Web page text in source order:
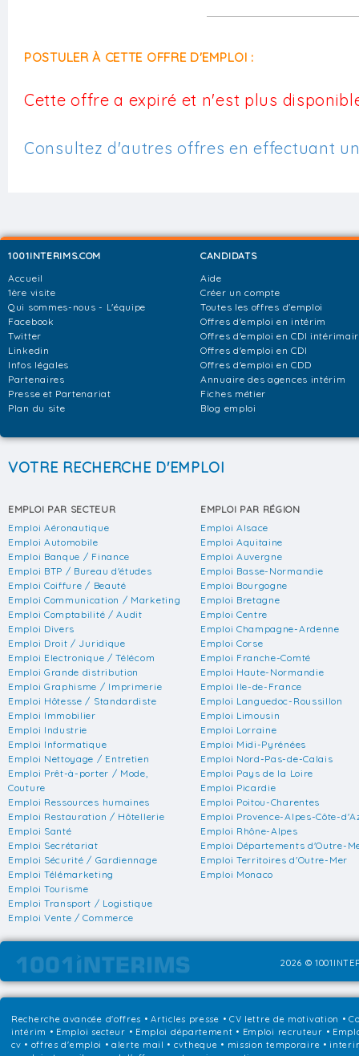
POSTULER À CETTE OFFRE D'EMPLOI :
Cette offre a expiré et n'est plus
Consultez d'autres offres en effectuant
1001INTERIMS.COM
Accueil
1ère visite
Qui sommes-nous - L'équipe
Facebook
Twitter
Linkedin
Infos légales
Partenaires
Presse et Partenariat
Plan du site
CANDIDATS
Aide
Créer un compte
Toutes les offres d'emploi
Offres d'emploi en intérim
Offres d'emploi en CDI
Offres d'emploi en CDI
Offres d'emploi en CDD
Annuaire des agences intérim
Fiches métier
Blog emploi
VOTRE RECHERCHE D'EMPLOI
EMPLOI PAR SECTEUR
Emploi Aéronautique
Emploi Automobile
Emploi Banque / Finance
Emploi BTP / Bureau d'études
Emploi Coiffure / Beauté
Emploi Communication / Marketing
Emploi Comptabilité / Audit
Emploi Divers
Emploi Droit / Juridique
Emploi Electronique / Télécom
Emploi Grande distribution
Emploi Graphisme / Imprimerie
Emploi Hôtesse / Standardiste
Emploi Immobilier
Emploi Industrie
Emploi Informatique
Emploi Nettoyage / Entretien
Emploi Prêt-à-porter / Mode,
Couture
Emploi Ressources humaines
Emploi Restauration / Hôtellerie
Emploi Santé
Emploi Secrétariat
Emploi Sécurité / Gardiennage
Emploi Télémarketing
Emploi Tourisme
Emploi Transport / Logistique
Emploi Vente / Commerce
EMPLOI PAR RÉGION
Emploi Alsace
Emploi Aquitaine
Emploi Auvergne
Emploi Basse-Normandie
Emploi Bourgogne
Emploi Bretagne
Emploi Centre
Emploi Champagne-Ardenne
Emploi Corse
Emploi Franche-Comté
Emploi Haute-Normandie
Emploi Ile-de-France
Emploi Languedoc-Roussillon
Emploi Limousin
Emploi Lorraine
Emploi Midi-Pyrénées
Emploi Nord-Pas-de-Calais
Emploi Pays de la Loire
Emploi Picardie
Emploi Poitou-Charentes
Emploi Provence-Alpes-Côte-
Emploi Rhône-Alpes
Emploi Départements d'Outre-
Emploi Territoires d'Outre-Mer
Emploi Monaco
2026 ©
Recherche avancée d'offres •Articles presse • CV lettre de motivation •
intérim • Emploi secteur • Emploi département • Emploi recruteur •
cv • offres d'emploi • alerte mail • cvtheque • mission temporaire •